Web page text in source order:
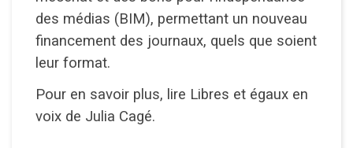
des médias (BIM), permettant un nouveau
financement des journaux, quels que soient
leur format.
Pour en savoir plus, lire Libres et égaux en
voix de Julia Cagé.